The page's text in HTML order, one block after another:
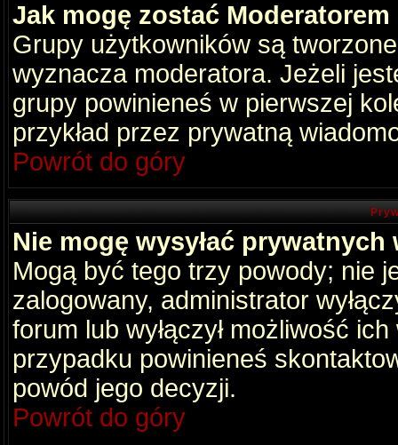
Jak mogę zostać
Grupy użytkowników są
wyznacza moderatora. Jeżeli
grupy powinieneś w pierwszej
przykład przez prywatną
Powrót do góry
Nie mogę wysyłać
Mogą być tego trzy powody; nie
zalogowany, administrator
forum lub wyłączył możliwość
przypadku powinieneś
powód jego decyzji.
Powrót do góry